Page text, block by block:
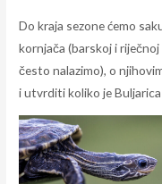
Do kraja sezone ćemo
kornjača (barskoj i
često nalazimo), o
i utvrditi koliko je Buljarica